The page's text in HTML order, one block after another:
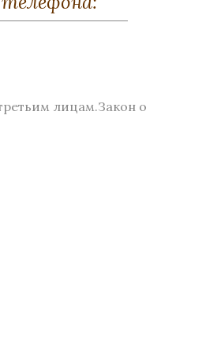
мягкое "Клеопатра"
Нет в наличии
лицам.Закон о